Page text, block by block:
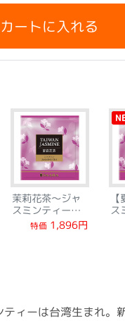
カートに入れる
茉莉花茶～ジャ
スミンティー～
ティーバッグ24
特価 1,896円
ス
ティーは台湾生まれ。